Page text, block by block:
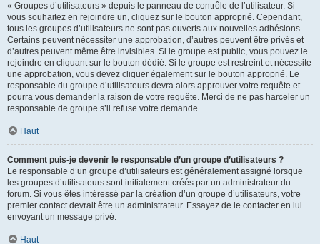
« Groupes d’utilisateurs » depuis le panneau de contrôle de l’utilisateur. Si
vous souhaitez en rejoindre un, cliquez sur le bouton approprié. Cependant,
tous les groupes d’utilisateurs ne sont pas ouverts aux nouvelles adhésions.
Certains peuvent nécessiter une approbation, d’autres peuvent être privés et
d’autres peuvent même être invisibles. Si le groupe est public, vous pouvez le
rejoindre en cliquant sur le bouton dédié. Si le groupe est restreint et nécessite
une approbation, vous devez cliquer également sur le bouton approprié. Le
responsable du groupe d’utilisateurs devra alors approuver votre requête et
pourra vous demander la raison de votre requête. Merci de ne pas harceler un
responsable de groupe s’il refuse votre demande.
Haut
Comment puis-je devenir le responsable d’un groupe d’utilisateurs ?
Le responsable d’un groupe d’utilisateurs est généralement assigné lorsque
les groupes d’utilisateurs sont initialement créés par un administrateur du
forum. Si vous êtes intéressé par la création d’un groupe d’utilisateurs, votre
premier contact devrait être un administrateur. Essayez de le contacter en lui
envoyant un message privé.
Haut